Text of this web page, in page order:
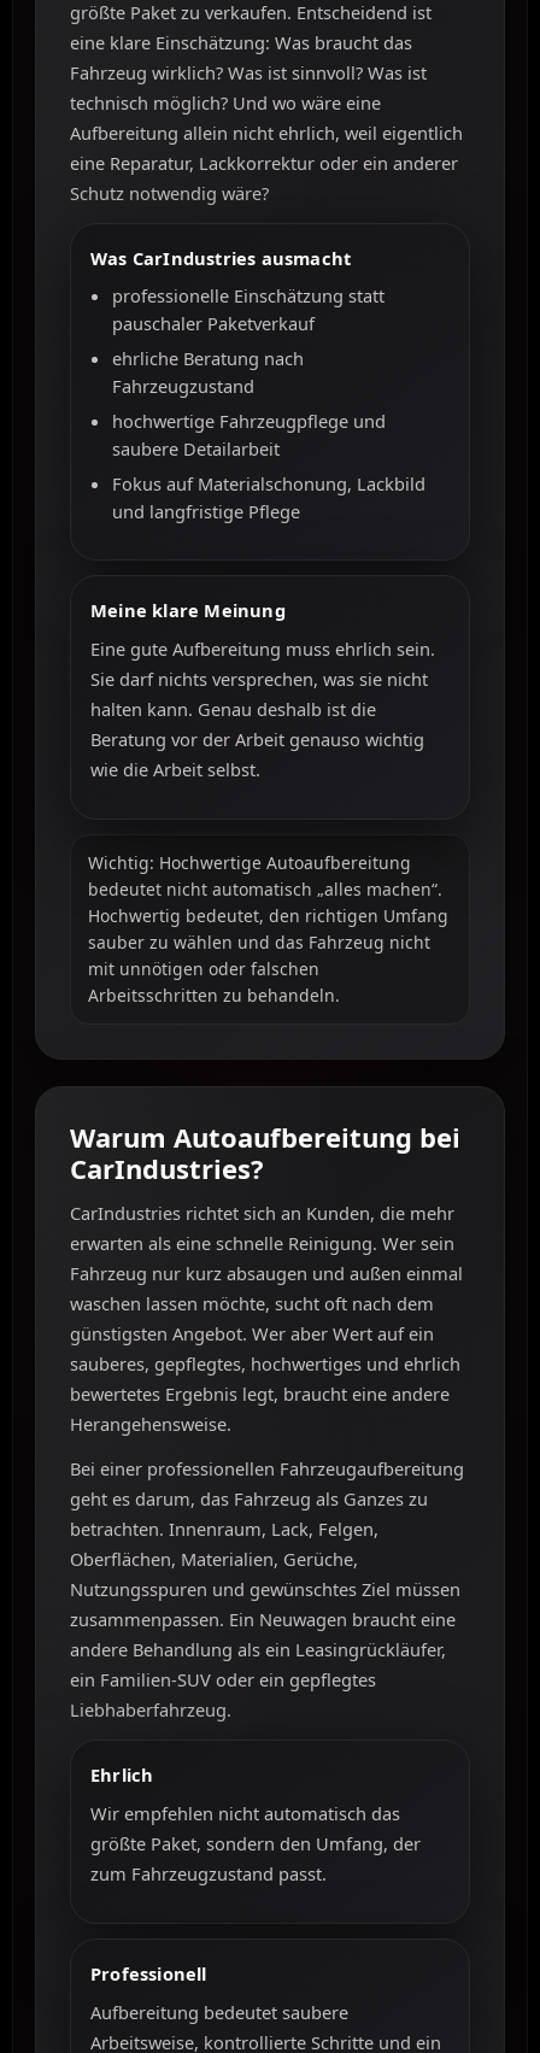
größte Paket zu verkaufen. Entscheidend ist
eine klare Einschätzung: Was braucht das
Fahrzeug wirklich? Was ist sinnvoll? Was ist
technisch möglich? Und wo wäre eine
Aufbereitung allein nicht ehrlich, weil eigentlich
eine Reparatur, Lackkorrektur oder ein anderer
Schutz notwendig wäre?
Was CarIndustries ausmacht
professionelle Einschätzung statt
pauschaler Paketverkauf
ehrliche Beratung nach
Fahrzeugzustand
hochwertige Fahrzeugpflege und
saubere Detailarbeit
Fokus auf Materialschonung, Lackbild
und langfristige Pflege
Meine klare Meinung
Eine gute Aufbereitung muss ehrlich sein.
Sie darf nichts versprechen, was sie nicht
halten kann. Genau deshalb ist die
Beratung vor der Arbeit genauso wichtig
wie die Arbeit selbst.
Wichtig: Hochwertige Autoaufbereitung
bedeutet nicht automatisch „alles machen“.
Hochwertig bedeutet, den richtigen Umfang
sauber zu wählen und das Fahrzeug nicht
mit unnötigen oder falschen
Arbeitsschritten zu behandeln.
Warum Autoaufbereitung bei
CarIndustries?
CarIndustries richtet sich an Kunden, die mehr
erwarten als eine schnelle Reinigung. Wer sein
Fahrzeug nur kurz absaugen und außen einmal
waschen lassen möchte, sucht oft nach dem
günstigsten Angebot. Wer aber Wert auf ein
sauberes, gepflegtes, hochwertiges und ehrlich
bewertetes Ergebnis legt, braucht eine andere
Herangehensweise.
Bei einer professionellen Fahrzeugaufbereitung
geht es darum, das Fahrzeug als Ganzes zu
betrachten. Innenraum, Lack, Felgen,
Oberflächen, Materialien, Gerüche,
Nutzungsspuren und gewünschtes Ziel müssen
zusammenpassen. Ein Neuwagen braucht eine
andere Behandlung als ein Leasingrückläufer,
ein Familien-SUV oder ein gepflegtes
Liebhaberfahrzeug.
Ehrlich
Wir empfehlen nicht automatisch das
größte Paket, sondern den Umfang, der
zum Fahrzeugzustand passt.
Professionell
Aufbereitung bedeutet saubere
Arbeitsweise, kontrollierte Schritte und ein